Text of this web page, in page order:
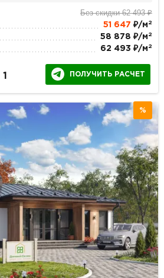
Без скидки 62 493 ₽
51 647 ₽/м 2
58 878 ₽/м 2
62 493 ₽/м 2
1 ПОЛУЧИТЬ РАСЧЕТ
%